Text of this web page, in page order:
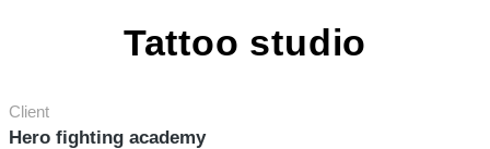
Tattoo studio
Client
Hero fighting academy